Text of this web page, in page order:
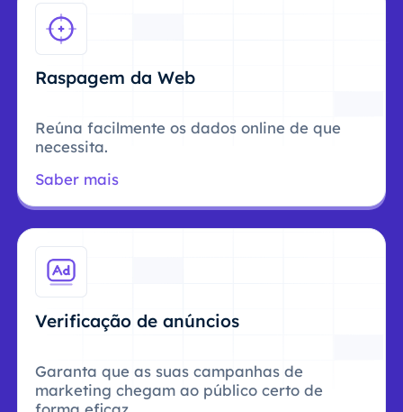
Raspagem da Web
Reúna facilmente os dados online de que
necessita.
Saber mais
Verificação de anúncios
Garanta que as suas campanhas de
marketing chegam ao público certo de